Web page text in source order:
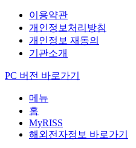
이용약관
개인정보처리방침
개인정보 재동의
기관소개
PC 버전 바로가기
메뉴
홈
MyRISS
해외전자정보 바로가기